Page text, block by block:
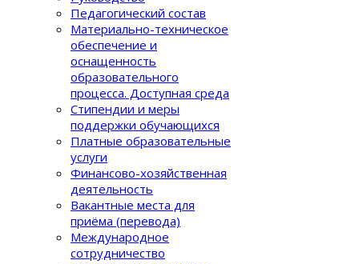
Педагогический состав
Материально-техническое
обеспечение и
оснащенность
образовательного
процеcса. Доступная среда
Стипендии и меры
поддержки обучающихся
Платные образовательные
услуги
Финансово-хозяйственная
деятельность
Вакантные места для
приёма (перевода)
Международное
сотрудничество